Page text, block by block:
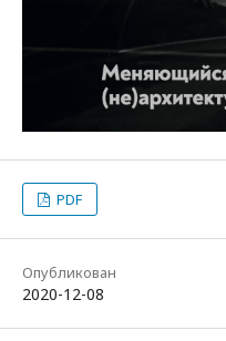
PDF
Опубликован
2020-12-08